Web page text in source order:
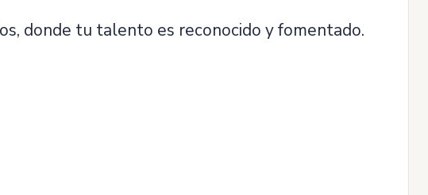
donde tu talento es reconocido y fomentado.